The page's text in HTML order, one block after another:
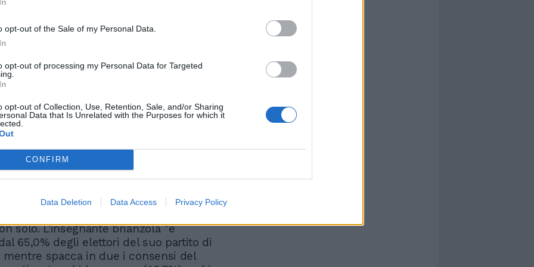
opt-out of the Sale of my Personal Data.
opt-out of processing my Personal Data for Targeted
opt-out of Collection, Use, Retention, Sale, and/or Sharing
Data that Is Unrelated with the Purposes for which it
CONFIRM
Data Deletion Data Access Privacy Policy
segretaria del Pd, il mio
dem
già fotografano alcune
candidatura è vista di buon occhio dal
solo. L'insegnante brianzola "è
65,0% degli elettori del suo partito di
spacca in due i consensi del